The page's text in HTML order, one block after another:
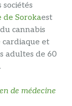
sociétés
Sorokaest
cannabis
et
adultes de 60
de médecine